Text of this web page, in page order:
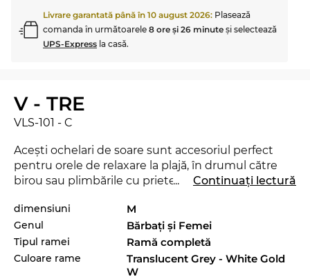
Livrare garantată până în 10 august 2026: Plasează
comanda în următoarele 8 ore şi 26 minute şi selectează
UPS-Express la casă.
V - TRE
VLS-101 - C
Aceşti ochelari de soare sunt accesoriul perfect
pentru orele de relaxare la plajă, în drumul către
birou sau plimbările cu prietenii prin oraş. Există
colo şi câteva priviri invidioase. Modelul VLS-101
este lansat de curând pe piaţă în 2023, aşa încât cu
siguranţă vei fi la ultimul răcnet cu aceşti ochelari.
Modelul de ochelari VLS-101 este disponibil în
shop-ul online Edel-Optics şi în alte variante şic de
... Continuați lectură
dimensiuni M
Genul Bărbaţi şi Femei
Tipul ramei Ramă completă
Culoare rame
Translucent Grey - White Gold
W